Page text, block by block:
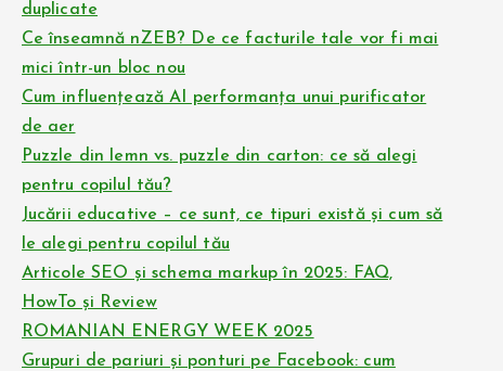
duplicate
Ce înseamnă nZEB? De ce facturile tale vor fi mai
mici într-un bloc nou
Cum influențează AI performanța unui purificator
de aer
Puzzle din lemn vs. puzzle din carton: ce să alegi
pentru copilul tău?
Jucării educative – ce sunt, ce tipuri există și cum să
le alegi pentru copilul tău
Articole SEO și schema markup în 2025: FAQ,
HowTo și Review
ROMANIAN ENERGY WEEK 2025
Grupuri de pariuri și ponturi pe Facebook: cum